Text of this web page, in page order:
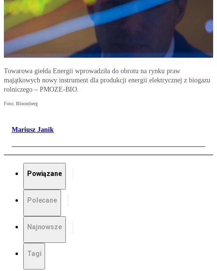
Towarowa giełda Energii wprowadziła do obrotu na rynku praw
majątkowych nowy instrument dla produkcji energii elektrycznej z biogazu
rolniczego – PMOZE-BIO.
Foto: Bloomberg
Mariusz Janik
Powiązane
Polecane
Najnowsze
Tagi